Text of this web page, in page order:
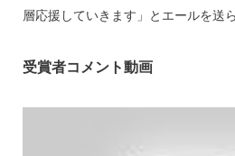
層応援していきます」とエールを送ら
受賞者コメント動画